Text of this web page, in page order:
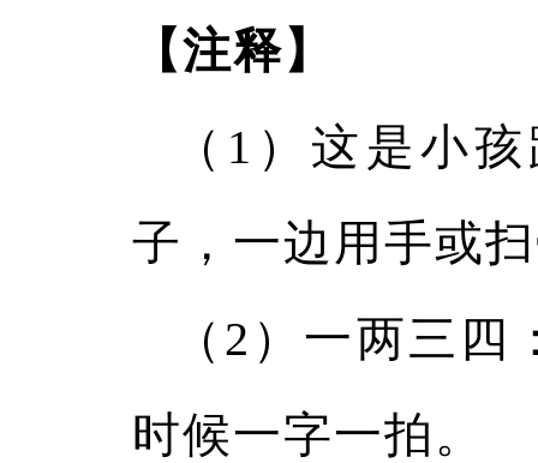
【注释】
（1）这是小
子，一边用手或
（2）一两三
时候一字一拍。